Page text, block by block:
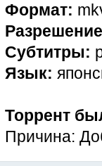
Формат:
Субтитры:
Язык:
Торрент
Причина: